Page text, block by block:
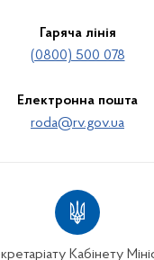
Гаряча лінія
(0800) 500 078
Електронна пошта
roda@rv.gov.ua
Кабінету